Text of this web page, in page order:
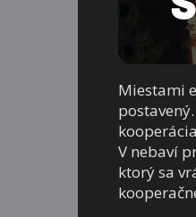
Miestami
V nebaví
ktorý sa